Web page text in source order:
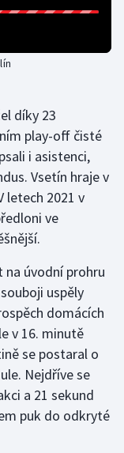
díky 23
play-off čisté
i asistenci,
Vsetín hraje v
letech 2021 v
ve
úvodní prohru
uspěly
domácích
v 16. minutě
se postaral o
Nejdříve se
a 21 sekund
puk do odkryté